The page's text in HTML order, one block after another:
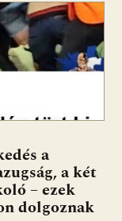
a
a két
– ezek
dolgoznak